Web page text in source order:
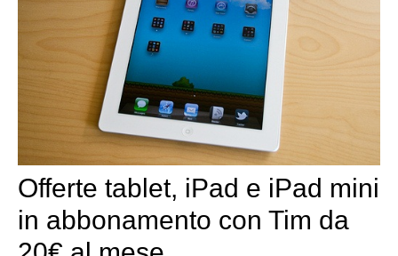
Offerte tablet, iPad e iPad mini
in abbonamento con Tim da